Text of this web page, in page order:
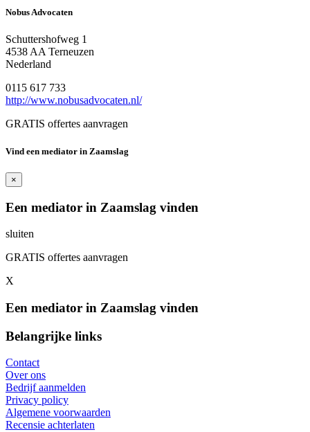
Nobus Advocaten
Schuttershofweg 1
4538 AA Terneuzen
Nederland
0115 617 733
http://www.nobusadvocaten.nl/
GRATIS offertes aanvragen
Vind een mediator in Zaamslag
×
Een mediator in Zaamslag vinden
sluiten
GRATIS offertes aanvragen
X
Een mediator in Zaamslag vinden
Belangrijke links
Contact
Over ons
Bedrijf aanmelden
Privacy policy
Algemene voorwaarden
Recensie achterlaten